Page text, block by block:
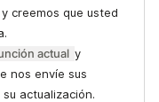
y creemos que usted
actual y
nos envíe sus
actualización.